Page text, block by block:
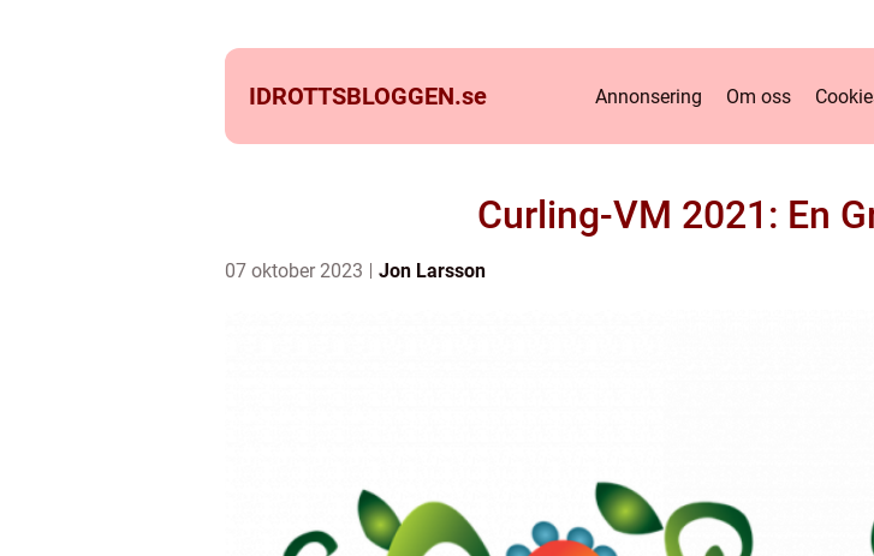
IDROTTSBLOGGEN.se Annonsering Om oss
Curling-VM 2021: En
07 oktober 2023 Jon Larsson